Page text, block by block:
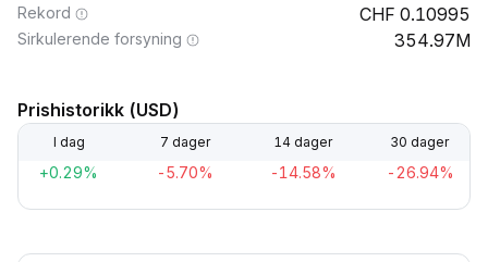
Rekord 0.10995
Sirkulerende forsyning 354.97M
Prishistorikk (USD)
I dag 7 dager 14 dager 30 dager
+0.29% -5.70% -14.58% -26.94%